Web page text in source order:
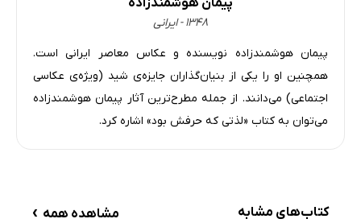
۱۳۴۸ - ایرانی
پیمان هوشمندزاده نویسنده و عکاس معاصر ایرانی است.
همچنین او را یکی از بنیان‌گذاران جایزه‌ی شید (ویژه‌ی عکاسی
اجتماعی) می‌دانند. از جمله مطرح‌ترین آثار پیمان هوشمندزاده
می‌توان به کتاب «لذتی که حرفش بود» اشاره کرد.
کتاب‌های مشابه مشاهده همه ›